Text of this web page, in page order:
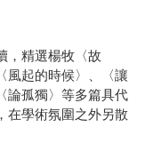
，精選楊牧〈故
風起的時候〉、〈讓
論孤獨〉等多篇具代
在學術氛圍之外另散